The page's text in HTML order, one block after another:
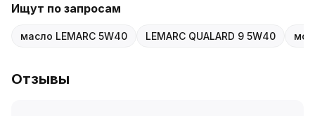
Ищут по запросам
масло LEMARC 5W40 LEMARC QUALARD 9 5W40
Отзывы